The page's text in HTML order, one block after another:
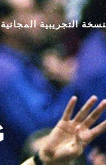
التجريبية المجانية